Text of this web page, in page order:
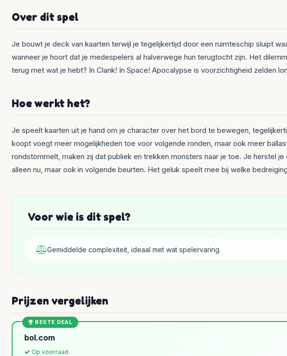
Over dit spel
Je bouwt je deck van kaarten terwijl je tegelijkertijd door een ruimteschip sluipt
wanneer je hoort dat je medespelers al halverwege hun terugtocht zijn. Het
terug met wat je hebt? In Clank! In Space! Apocalypse is voorzichtigheid zelden
Hoe werkt het?
Je speelt kaarten uit je hand om je character over het bord te bewegen,
koopt voegt meer mogelijkheden toe voor volgende ronden, maar ook meer
rondstommelt, maken zij dat publiek en trekken monsters naar je toe. Je herstel
alleen nu, maar ook in volgende beurten. Het geluk speelt mee bij welke
Voor wie is dit spel?
Gemiddelde complexiteit, ideaal met wat spelervaring
Prijzen vergelijken
BESTE DEAL
bol.com
Op voorraad